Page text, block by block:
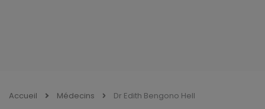
Accueil Médecins Dr Edith Bengono Hell